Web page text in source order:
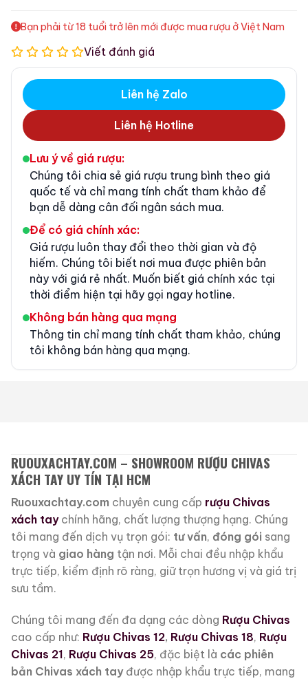
Bạn phải từ 18 tuổi trở lên mới được mua rượu ở Việt Nam
Viết đánh giá
Liên hệ Zalo
Liên hệ Hotline
Lưu ý về giá rượu:
Chúng tôi chia sẻ giá rượu trung bình theo giá
quốc tế và chỉ mang tính chất tham khảo để
bạn dễ dàng cân đối ngân sách mua.
Để có giá chính xác:
Giá rượu luôn thay đổi theo thời gian và độ
hiếm. Chúng tôi biết nơi mua được phiên bản
này với giá rẻ nhất. Muốn biết giá chính xác tại
thời điểm hiện tại hãy gọi ngay hotline.
Không bán hàng qua mạng
Thông tin chỉ mang tính chất tham khảo, chúng
tôi không bán hàng qua mạng.
RUOUXACHTAY.COM – SHOWROOM RƯỢU CHIVAS
XÁCH TAY UY TÍN TẠI HCM
Ruouxachtay.com chuyên cung cấp rượu Chivas
xách taychính hãng, chất lượng thượng hạng. Chúng
tôi mang đến dịch vụ trọn gói: tư vấn, đóng gói sang
trọng và giao hàng tận nơi. Mỗi chai đều nhập khẩu
trực tiếp, kiểm định rõ ràng, giữ trọn hương vị và giá trị
sưu tầm.
Chúng tôi mang đến đa dạng các dòng Rượu Chivas
cao cấp như: Rượu Chivas 12, Rượu Chivas 18, Rượu
Chivas 21, Rượu Chivas 25, đặc biệt là các phiên
bản Chivas xách tayđược nhập khẩu trực tiếp, mang